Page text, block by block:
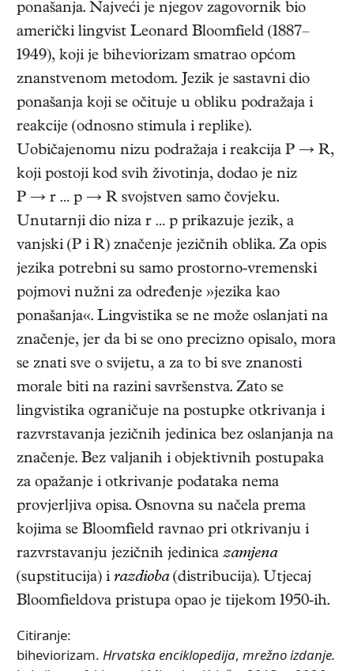
ponašanja. Najveći je njegov zagovornik bio
američki lingvist Leonard Bloomfield (1887–
1949), koji je biheviorizam smatrao općom
znanstvenom metodom. Jezik je sastavni dio
ponašanja koji se očituje u obliku podražaja i
reakcije (odnosno stimula i replike).
Uobičajenomu nizu podražaja i reakcija P → R,
koji postoji kod svih životinja, dodao je niz
P → r … p → R svojstven samo čovjeku.
Unutarnji dio niza r … p prikazuje jezik, a
vanjski (P i R) značenje jezičnih oblika. Za opis
jezika potrebni su samo prostorno-vremenski
pojmovi nužni za određenje »jezika kao
ponašanja«. Lingvistika se ne može oslanjati na
značenje, jer da bi se ono precizno opisalo, mora
se znati sve o svijetu, a za to bi sve znanosti
morale biti na razini savršenstva. Zato se
lingvistika ograničuje na postupke otkrivanja i
razvrstavanja jezičnih jedinica bez oslanjanja na
značenje. Bez valjanih i objektivnih postupaka
za opažanje i otkrivanje podataka nema
provjerljiva opisa. Osnovna su načela prema
kojima se Bloomfield ravnao pri otkrivanju i
razvrstavanju jezičnih jedinica zamjena
(supstitucija) i razdioba(distribucija). Utjecaj
Bloomfieldova pristupa opao je tijekom 1950-ih.
Citiranje:
biheviorizam. Hrvatska enciklopedija, mrežno izdanje.